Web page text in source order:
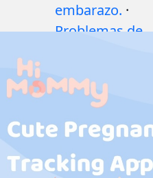
embarazo. ·
Problemas de
Medicamentos
durante el
embarazo·
Problemas de